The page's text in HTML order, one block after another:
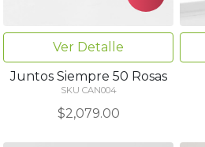
Ver Detalle
Juntos Siempre 50 Rosas
SKU CAN004
$2,079.00